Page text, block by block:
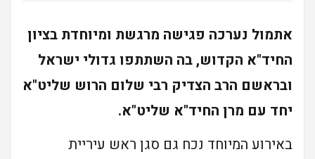
אתמול נערכה פגישה מרגשת ומיוחדת בציון
החיד"א הקדוש, בה השתתפו גדולי ישראל
ובראשם הרב הצדיק רבי שלום הרוש שליט"א
יחד עם מרן החיד"א שליט"א.
באירוע המיוחד נכח גם סגן ראש עיריית